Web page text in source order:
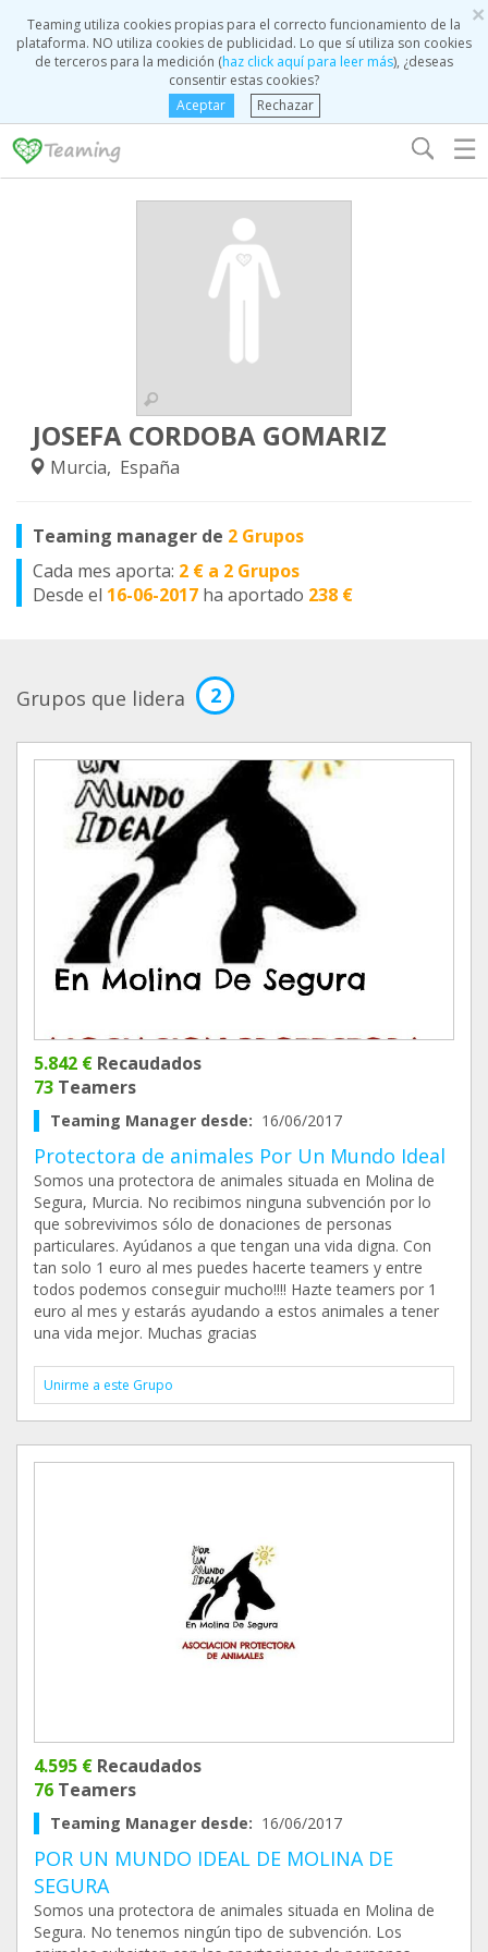
×
Teaming utiliza cookies propias para el correcto funcionamiento de la
plataforma. NO utiliza cookies de publicidad. Lo que sí utiliza son cookies
de terceros para la medición (haz click aquí para leer más), ¿deseas
consentir estas cookies?
Aceptar
Rechazar
☰
JOSEFA CORDOBA GOMARIZ
Murcia, España
Teaming manager de 2 Grupos
Cada mes aporta: 2 € a 2 Grupos
Desde el 16-06-2017 ha aportado 238 €
Grupos que lidera 2
5.842 € Recaudados
73 Teamers
Teaming Manager desde: 16/06/2017
Protectora de animales Por Un Mundo Ideal
Somos una protectora de animales situada en Molina de
Segura, Murcia. No recibimos ninguna subvención por lo
que sobrevivimos sólo de donaciones de personas
particulares. Ayúdanos a que tengan una vida digna. Con
tan solo 1 euro al mes puedes hacerte teamers y entre
todos podemos conseguir mucho!!!! Hazte teamers por 1
euro al mes y estarás ayudando a estos animales a tener
una vida mejor. Muchas gracias
Unirme a este Grupo
4.595 € Recaudados
76 Teamers
Teaming Manager desde: 16/06/2017
POR UN MUNDO IDEAL DE MOLINA DE
SEGURA
Somos una protectora de animales situada en Molina de
Segura. No tenemos ningún tipo de subvención. Los